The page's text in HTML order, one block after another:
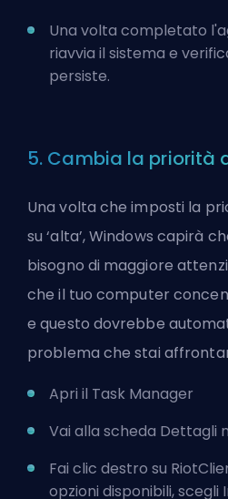
Una volta completato
riavvia il sistema e
persiste.
5. Cambia la priorità
Una volta che imposti la
su ‘alta’, Windows capirà
bisogno di maggiore
che il tuo computer
e questo dovrebbe
problema che stai
Apri il Task Manager
Vai alla scheda Dettagli
Fai clic destro su
opzioni disponibili,